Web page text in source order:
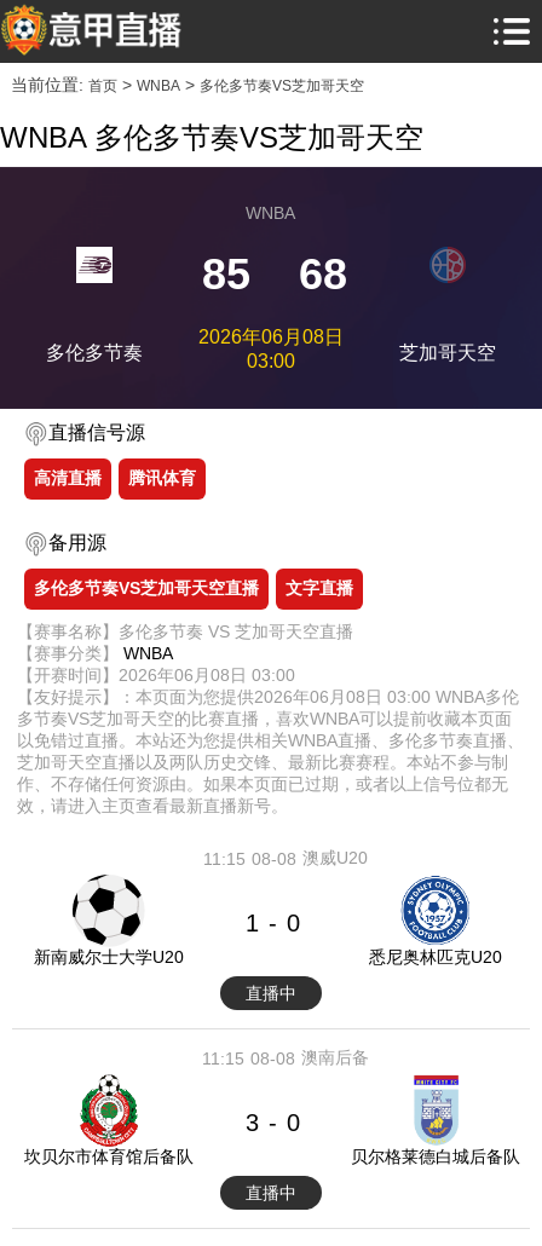
当前位置: 首页> WNBA> 多伦多节奏VS芝加哥天空
WNBA 多伦多节奏VS芝加哥天空
多伦多节奏
WNBA
85 68
2026年06月08日
03:00
芝加哥天空
直播信号源
高清直播 腾讯体育
备用源
多伦多节奏VS芝加哥天空直播 文字直播
【赛事名称】多伦多节奏 VS 芝加哥天空直播
【赛事分类】 WNBA
【开赛时间】2026年06月08日 03:00
【友好提示】：本页面为您提供2026年06月08日 03:00 WNBA多伦
多节奏VS芝加哥天空的比赛直播，喜欢WNBA可以提前收藏本页面
以免错过直播。本站还为您提供相关WNBA直播、多伦多节奏直播、
芝加哥天空直播以及两队历史交锋、最新比赛赛程。本站不参与制
作、不存储任何资源由。如果本页面已过期，或者以上信号位都无
效，请进入主页查看最新直播新号。
08-08
11:15 澳威U20
新南威尔士大学U20
1 - 0
悉尼奥林匹克U20
直播中
08-08
11:15 澳南后备
坎贝尔市体育馆后备队
3 - 0
贝尔格莱德白城后备队
直播中